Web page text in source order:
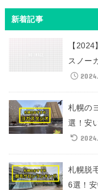
新着記事
【
スノー
札幌の
選！安
札幌脱
6選！安